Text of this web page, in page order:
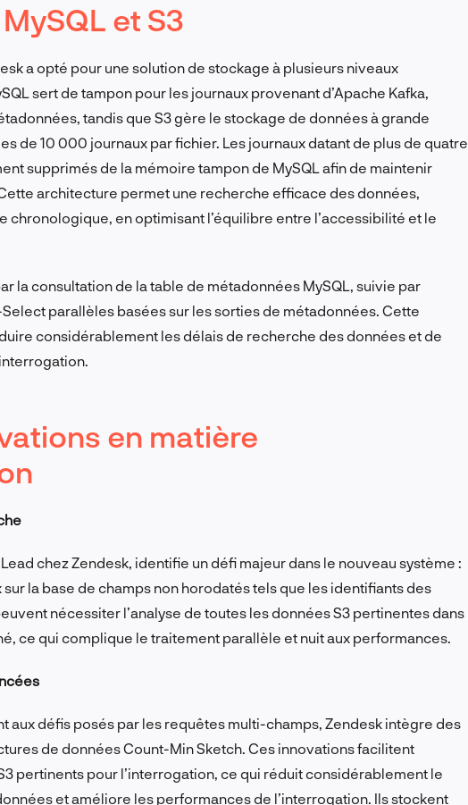
et S3
a opté pour une solution de stockage à plusieurs niveaux
sert de tampon pour les journaux provenant d’Apache Kafka,
tandis que S3 gère le stockage de données à grande
de 10 000 journaux par fichier. Les journaux datant de plus de quatre
supprimés de la mémoire tampon de MySQL afin de maintenir
architecture permet une recherche efficace des données,
chronologique, en optimisant l’équilibre entre l’accessibilité et le
la consultation de la table de métadonnées MySQL, suivie par
parallèles basées sur les sorties de métadonnées. Cette
considérablement les délais de recherche des données et de
en matière
chez Zendesk, identifie un défi majeur dans le nouveau système :
la base de champs non horodatés tels que les identifiants des
nécessiter l’analyse de toutes les données S3 pertinentes dans
ce qui complique le traitement parallèle et nuit aux performances.
aux défis posés par les requêtes multi-champs, Zendesk intègre des
de données Count-Min Sketch. Ces innovations facilitent
pertinents pour l’interrogation, ce qui réduit considérablement le
et améliore les performances de l’interrogation. Ils stockent